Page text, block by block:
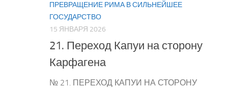
ПРЕВРАЩЕНИЕ РИМА В СИЛЬНЕЙШЕЕ
ГОСУДАРСТВО
15 ЯНВАРЯ 2026
21. Переход Капуи на сторону
Карфагена
№ 21. ПЕРЕХОД КАПУИ НА СТОРОНУ